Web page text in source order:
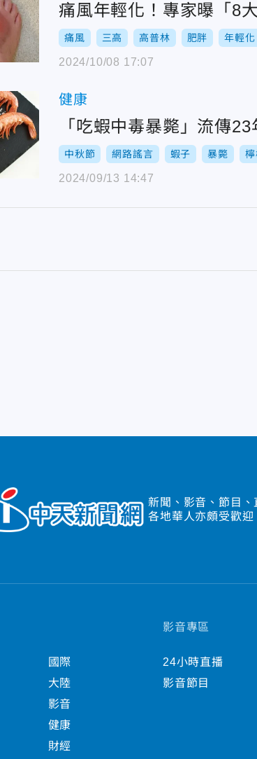
痛風年輕化！專家曝「8
痛風 三高 高普林 肥胖 年輕化
2024/10/08 17:07
健康
「吃蝦中毒暴斃」流傳
中秋節 網路謠言 蝦子 暴斃
2024/09/13 14:47
新聞、影音、節目
各地華人亦頗受歡迎
國際
大陸
影音
健康
財經
影音專區
24小時直播
影音節目